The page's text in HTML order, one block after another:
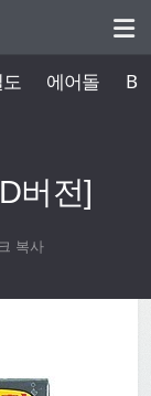
에어돌
버전]
복사